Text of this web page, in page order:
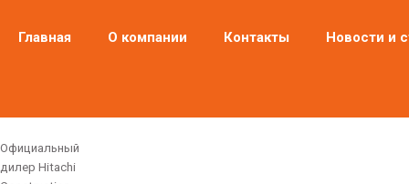
Главная О компании Контакты Новости и
Официальный
дилер Hitachi